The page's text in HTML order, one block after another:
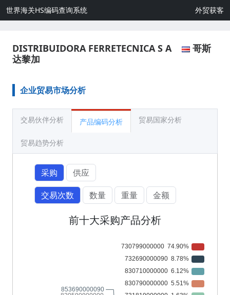
世界海关HS编码查询系统 外贸获客
DISTRIBUIDORA FERRETECNICA S A
哥斯
达黎加
企业贸易市场分析
交易伙伴分析 产品编码分析 贸易国家分析
贸易趋势分析
采购
供应
交易次数
数量 重量 金额
前十大采购产品分析